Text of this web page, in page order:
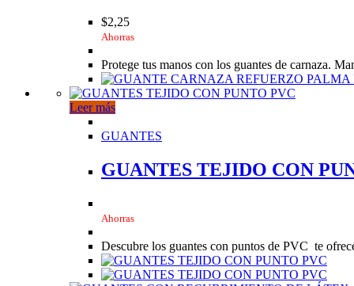
$2,25
Ahorras
Protege tus manos con los guantes de carnaza.
Leer más
GUANTES
GUANTES TEJIDO CON
Ahorras
Descubre los guantes con puntos de PVC te